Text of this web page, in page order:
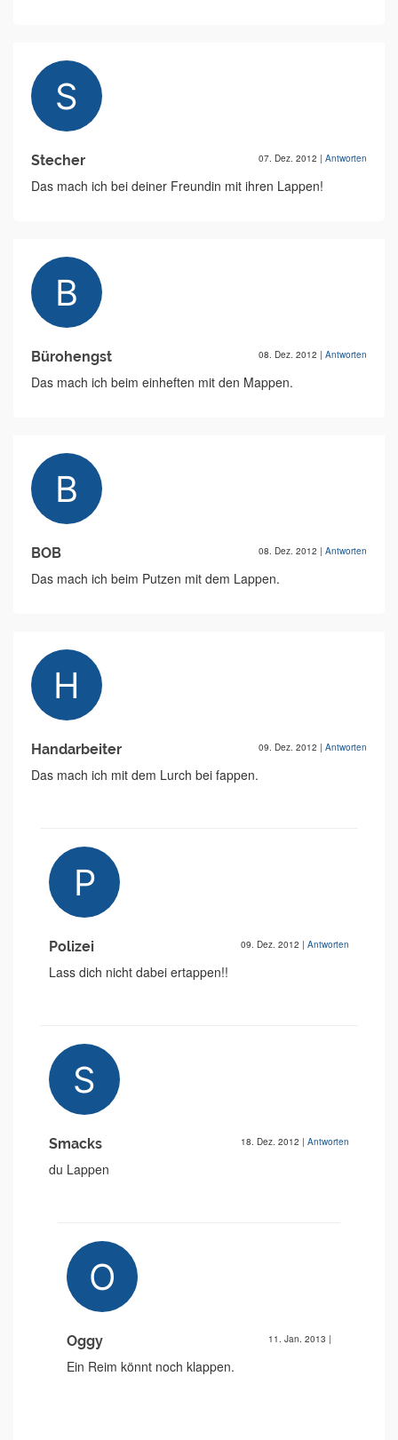
Stecher 07. Dez. 2012 | Antworten
Das mach ich bei deiner Freundin mit ihren Lappen!
Bürohengst 08. Dez. 2012 | Antworten
Das mach ich beim einheften mit den Mappen.
BOB 08. Dez. 2012 | Antworten
Das mach ich beim Putzen mit dem Lappen.
Handarbeiter 09. Dez. 2012 | Antworten
Das mach ich mit dem Lurch bei fappen.
Polizei 09. Dez. 2012 | Antworten
Lass dich nicht dabei ertappen!!
Smacks 18. Dez. 2012 | Antworten
du Lappen
Oggy 11. Jan. 2013 |
Ein Reim könnt noch klappen.